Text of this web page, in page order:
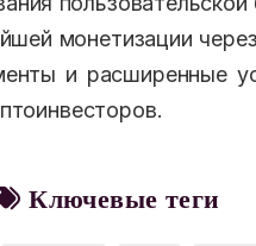
монетизации
и расширенные
Ключевые теги